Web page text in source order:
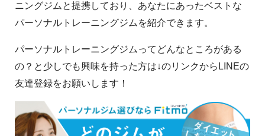
ニングジムと提携しており、あなたにあったベストな
パーソナルトレーニングジムを紹介できます。
パーソナルトレーニングジムってどんなところがある
の？と少しでも興味を持った方は↓のリンクからLINEの
友達登録をお願いします！